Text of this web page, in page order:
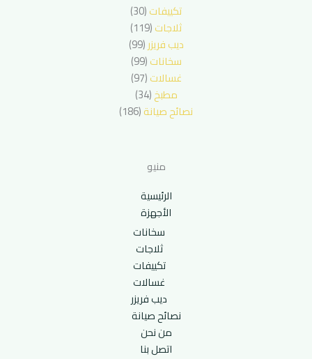
تكييفات(30)
ثلاجات(119)
ديب فريزر(99)
سخانات(99)
غسالات(97)
مطبخ(34)
نصائح صيانة(186)
منيو
الرئيسية
الأجهزة
سخانات
ثلاجات
تكييفات
غسالات
ديب فريزر
نصائح صيانة
من نحن
اتصل بنا